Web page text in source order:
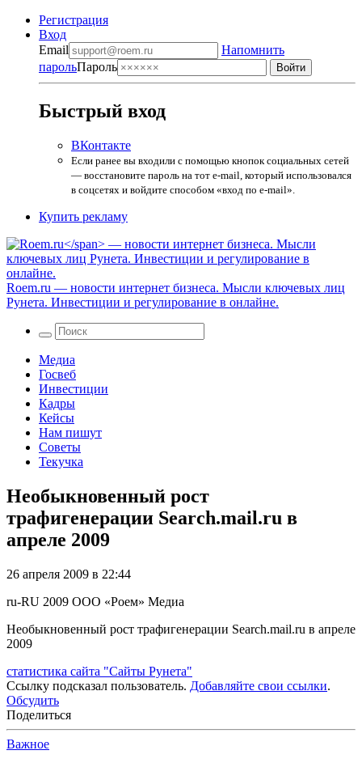
Регистрация
Вход
Email
Напомнить
парольПароль
Быстрый вход
ВКонтакте
Если ранее вы входили с помощью кнопок социальных сетей
— восстановите пароль на тот e-mail, который использовался
в соцсетях и войдите способом «вход по e-mail».
Купить рекламу
Roem.ru — новости интернет бизнеса. Мысли ключевых лиц
Рунета. Инвестиции и регулирование в онлайне.
Медиа
Госвеб
Инвестиции
Кадры
Кейсы
Нам пишут
Советы
Текучка
Необыкновенный рост
трафигенерации Search.mail.ru в
апреле 2009
26 апреля 2009 в 22:44
ru-RU 2009 ООО «Роем» Медиа
Необыкновенный рост трафигенерации Search.mail.ru в апреле
2009
статистика сайта "Сайты Рунета"
Ссылку подсказал пользователь. Добавляйте свои ссылки.
Обсудить
Поделиться
Важное